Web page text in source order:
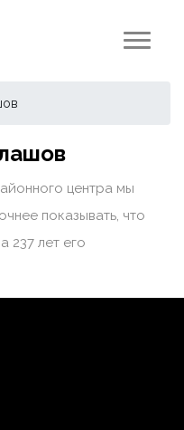
центра мы
показывать, что
237 лет его